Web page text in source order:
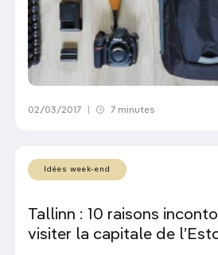
02/03/2017 7 minutes
Idées week-end
Tallinn : 10 raisons
visiter la capitale de